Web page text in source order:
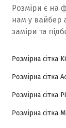
Розміри є на
нам у вайбер
заміри та
Розмірна сітка
Розмірна сітка
Розмірна сітка
Розмірна сітка